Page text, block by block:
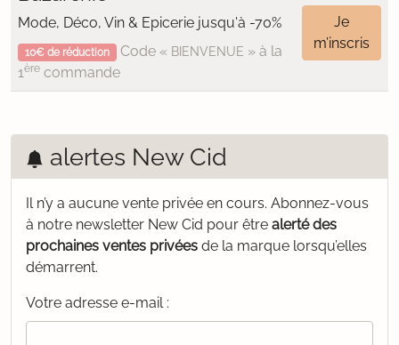
Mode, Déco, Vin & Epicerie jusqu'à -70%
10€ de réduction Code « BIENVENUE » à la
1ère commande
Je
m’inscris
alertes New Cid
Il n’y a aucune vente privée en cours. Abonnez-vous
à notre newsletter New Cid pour être alerté des
prochaines ventes privées de la marque lorsqu’elles
démarrent.
Votre adresse e-mail :